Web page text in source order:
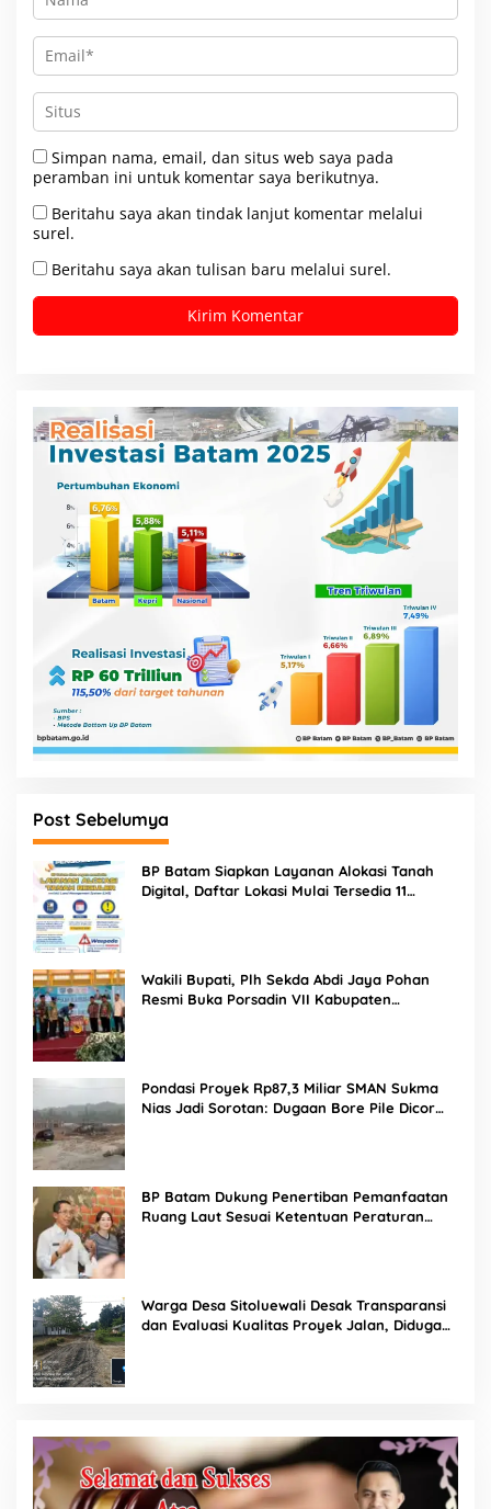
Simpan nama, email, dan situs web saya pada
peramban ini untuk komentar saya berikutnya.
Beritahu saya akan tindak lanjut komentar melalui
surel.
Beritahu saya akan tulisan baru melalui surel.
Post Sebelumya
BP Batam Siapkan Layanan Alokasi Tanah
Digital, Daftar Lokasi Mulai Tersedia 11
Wakili Bupati, Plh Sekda Abdi Jaya Pohan
Resmi Buka Porsadin VII Kabupaten
Pondasi Proyek Rp87,3 Miliar SMAN Sukma
Nias Jadi Sorotan: Dugaan Bore Pile Dicor
BP Batam Dukung Penertiban Pemanfaatan
Ruang Laut Sesuai Ketentuan Peraturan
Warga Desa Sitoluewali Desak Transparansi
dan Evaluasi Kualitas Proyek Jalan, Diduga